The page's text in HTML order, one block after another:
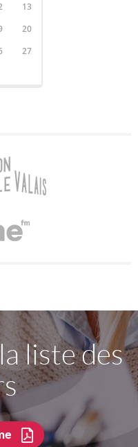
13
20
27
liste des